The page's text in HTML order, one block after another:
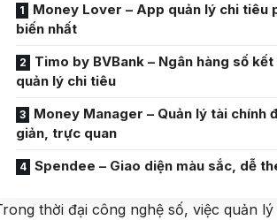
Money Lover – App quản lý chi tiêu
biến nhất
Timo by BVBank – Ngân hàng số kết
quản lý chi tiêu
Money Manager – Quản lý tài chính
giản, trực quan
Spendee – Giao diện màu sắc, dễ
thời đại công nghệ số, việc quản